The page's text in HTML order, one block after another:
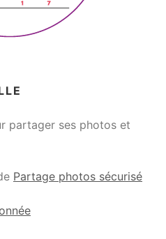
partager ses photos et
Partage photos sécurisé